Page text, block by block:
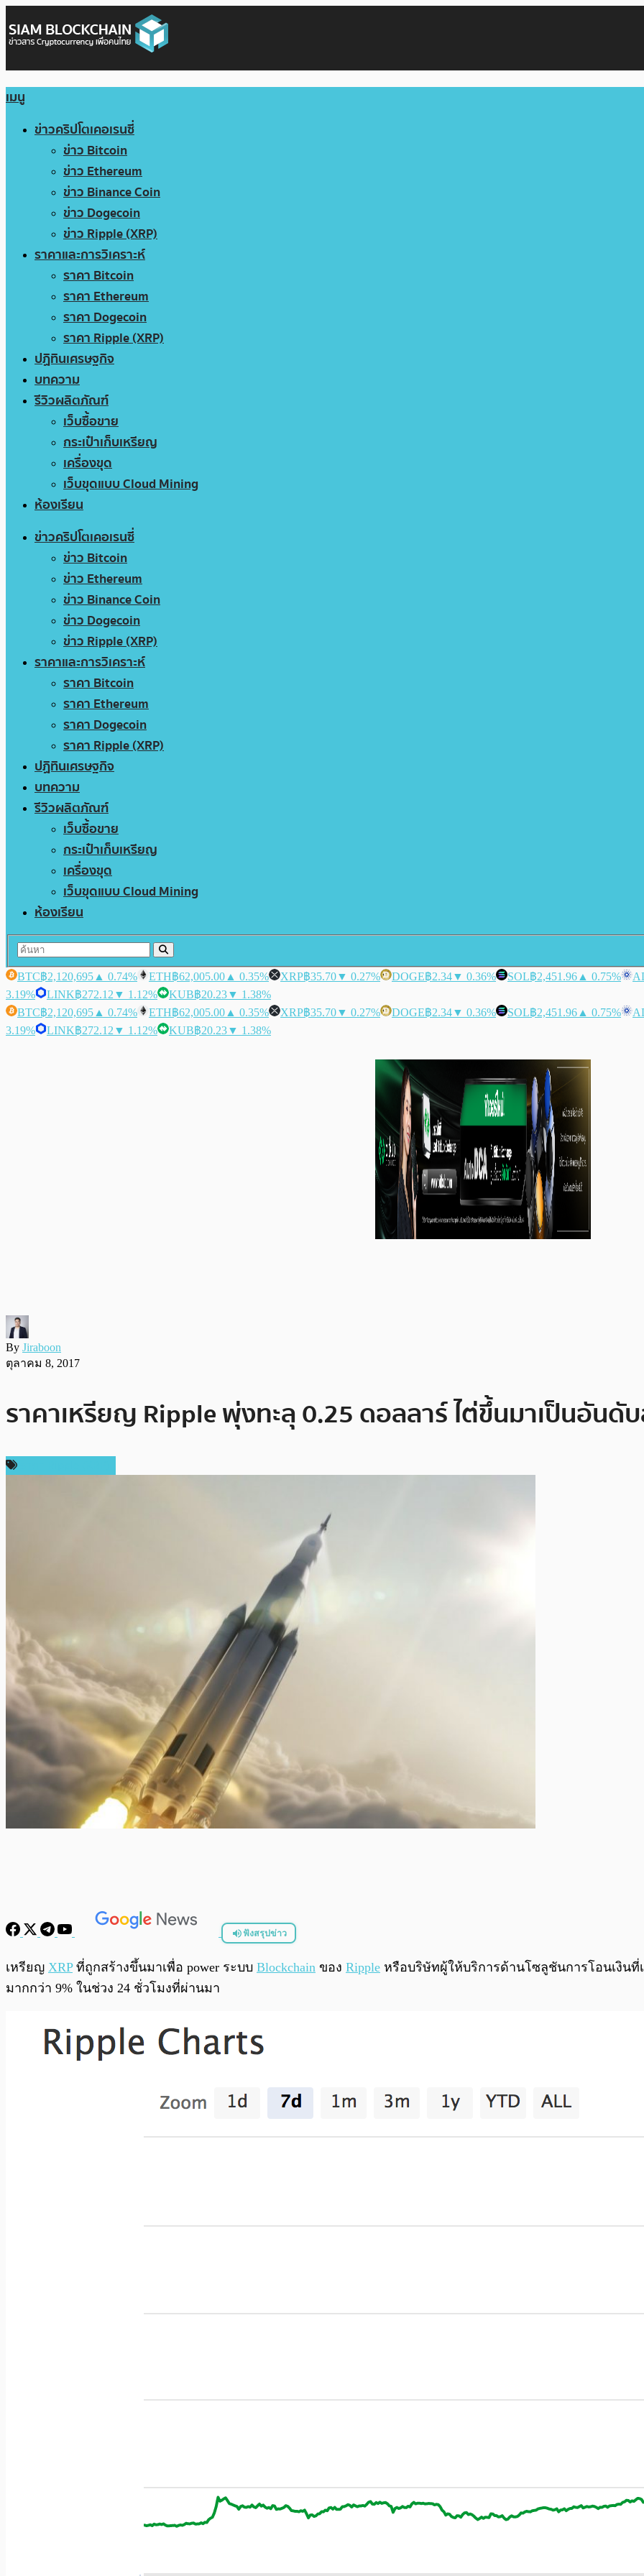
เมนู
ข่าวคริปโตเคอเรนซี่
ข่าว Bitcoin
ข่าว Ethereum
ข่าว Binance Coin
ข่าว Dogecoin
ข่าว Ripple (XRP)
ราคาและการวิเคราะห์
ราคา Bitcoin
ราคา Ethereum
ราคา Dogecoin
ราคา Ripple (XRP)
ปฏิทินเศรษฐกิจ
บทความ
รีวิวผลิตภัณฑ์
เว็บซื้อขาย
กระเป๋าเก็บเหรียญ
เครื่องขุด
เว็บขุดแบบ Cloud Mining
ห้องเรียน
ข่าวคริปโตเคอเรนซี่
ข่าว Bitcoin
ข่าว Ethereum
ข่าว Binance Coin
ข่าว Dogecoin
ข่าว Ripple (XRP)
ราคาและการวิเคราะห์
ราคา Bitcoin
ราคา Ethereum
ราคา Dogecoin
ราคา Ripple (XRP)
ปฏิทินเศรษฐกิจ
บทความ
รีวิวผลิตภัณฑ์
เว็บซื้อขาย
กระเป๋าเก็บเหรียญ
เครื่องขุด
เว็บขุดแบบ Cloud Mining
ห้องเรียน
BTC฿2,120,695 ▲ 0.74% ETH฿62,005.00 ▲ 0.35% XRP฿35.70▼ 0.27% DOGE฿2.34▼ 0.36% SOL฿2,451.96 ▲ 0.75%
3.19%
LINK฿272.12 ▼ 1.12% KUB฿20.23▼ 1.38%
BTC฿2,120,695 ▲ 0.74% ETH฿62,005.00 ▲ 0.35% XRP฿35.70▼ 0.27% DOGE฿2.34▼ 0.36% SOL฿2,451.96 ▲ 0.75%
3.19%
LINK฿272.12 ▼ 1.12% KUB฿20.23▼ 1.38%
By Jiraboon
ตุลาคม 8, 2017
ราคาเหรียญ Ripple พุ่งทะลุ 0.25 ดอลลาร์ ไต่ขึ้นมาเป็นอันดั
ฟังสรุปข่าว
พร้อมเล่น
เหรียญ XRPที่ถูกสร้างขึ้นมาเพื่อ power ระบบ Blockchain ของ Ripple หรือบริษัทผู้ให้บริการด้านโซลูชันการโอนเงิน
มากกว่า 9% ในช่วง 24 ชั่วโมงที่ผ่านมา